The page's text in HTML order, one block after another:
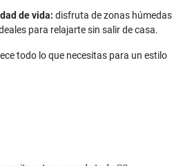
de vida: disfruta de zonas húmedas
para relajarte sin salir de casa.
todo lo que necesitas para un estilo